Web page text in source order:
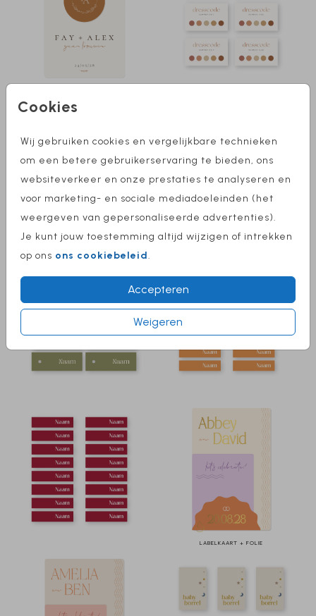
Cookies
Wij gebruiken cookies en vergelijkbare technieken
om een betere gebruikerservaring te bieden, ons
websiteverkeer en onze prestaties te analyseren en
voor marketing- en sociale mediadoeleinden (het
weergeven van gepersonaliseerde advertenties).
Je kunt jouw toestemming altijd wijzigen of intrekken
op ons ons cookiebeleid.
Accepteren
Weigeren
GOUDFOLIE
LABELKAART + FOLIE